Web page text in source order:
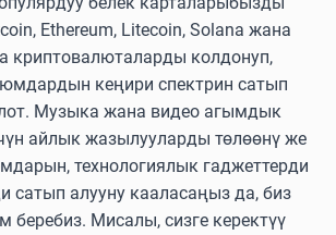
Ethereum, Litecoin, Solana жана
криптовалюталарды колдонуп,
кеңири спектрин сатып
Музыка жана видео агымдык
айлык жазылууларды төлөөнү же
технологиялык гаджеттерди
сатып алууну кааласаңыз да, биз
беребиз. Мисалы, сизге керектүү